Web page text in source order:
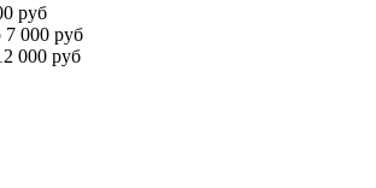
руб
7 000 руб
000 руб